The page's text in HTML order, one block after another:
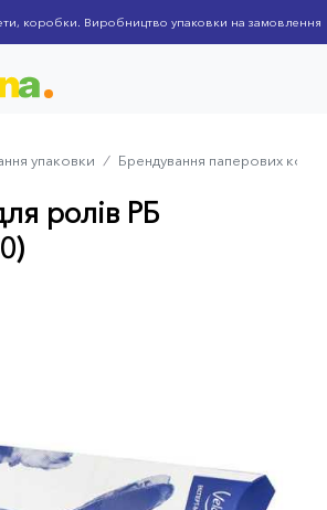
коробки. Виробництво упаковки на замовлення
упаковки ⁄ Брендування паперових
ролів РБ